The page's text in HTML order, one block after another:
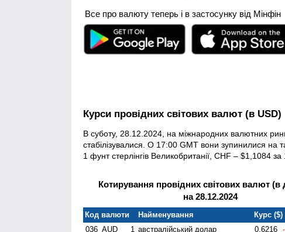
Все про валюту теперь і в застосунку від Мінфін
Курси провідних світових валют (в USD)
В суботу, 28.12.2024, на міжнародних валютних
стабілізувалися. О 17:00 GMT вони зупинилися
1 фунт стерлінгів Велико­британії, CHF – $1,1084
Котирування провідних світових валют (в
на 28.12.2024
Код валюти Найменування
Курс ($)
036 AUD 1 австралійський долар 0,6216